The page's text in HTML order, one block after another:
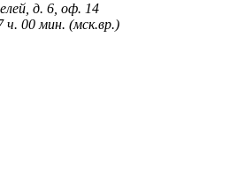
д. 6, оф. 14
00 мин. (мск.вр.)